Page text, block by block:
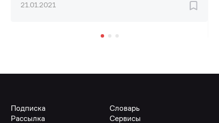
21.01.2021
Подписка
Рассылка
Словарь
Сервисы